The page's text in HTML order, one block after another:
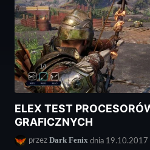
ELEX TEST
GRAFICZNYCH
przez Dark Fenix dnia 19.10.2017